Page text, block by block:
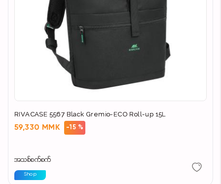
RIVACASE 5567 Black Gremio-ECO Roll-up 15L
59,330 MMK -15 %
အသစ်စက်စက်
Shop